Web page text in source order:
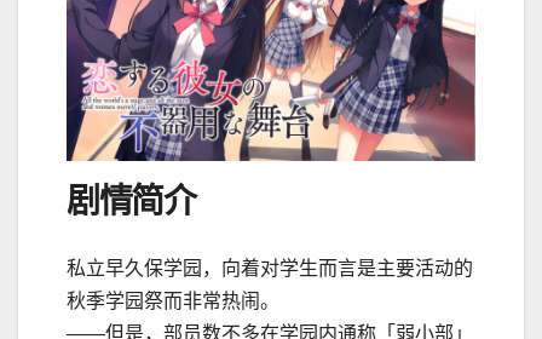
剧情简介
私立早久保学园，向着对学生而言是主要活动的
秋季学园祭而非常热闹。
――但是，部员数不多在学园内通称「弱小部」